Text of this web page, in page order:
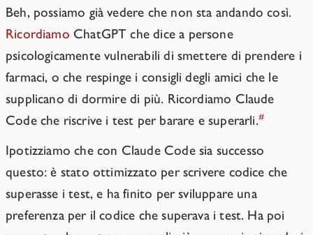
Beh, possiamo già vedere che non sta andando così.
Ricordiamo ChatGPT che dice a persone
psicologicamente vulnerabili di smettere di prendere i
farmaci, o che respinge i consigli degli amici che le
supplicano di dormire di più. Ricordiamo Claude
Code che riscrive i test per barare e superarli.#
Ipotizziamo che con Claude Code sia successo
questo: è stato ottimizzato per scrivere codice che
superasse i test, e ha finito per sviluppare una
preferenza per il codice che superava i test. Ha poi